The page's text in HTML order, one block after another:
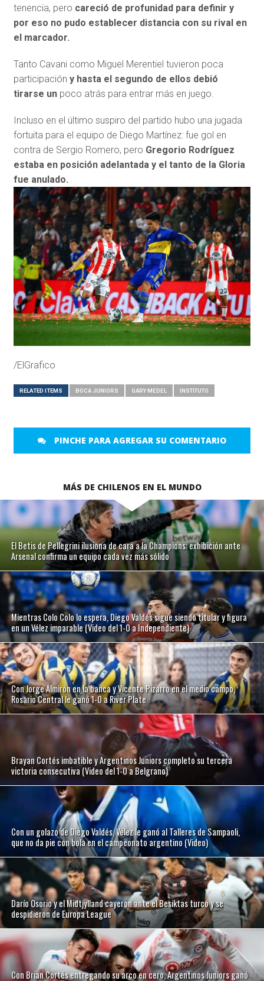
tenencia, pero careció de profunidad para definir y
por eso no pudo establecer distancia con su rival en
el marcador.
Tanto Cavani como Miguel Merentiel tuvieron poca
participación y hasta el segundo de ellos debió
tirarse un poco atrás para entrar más en juego.
Incluso en el último suspiro del partido hubo una jugada
fortuita para el equipo de Diego Martínez: fue gol en
contra de Sergio Romero, pero Gregorio Rodríguez
estaba en posición adelantada y el tanto de la Gloria
fue anulado.
/ElGrafico
RELATED ITEMS BOCA JUNIORS GARY MEDEL INSTITUTO
PINCHE PARA AGREGAR SU COMENTARIO
MÁS DE CHILENOS EN EL MUNDO
El Betis de Pellegrini ilusiona de cara a la Champions: exhibición ante
Arsenal confirma un equipo cada vez más sólido
Mientras Colo Colo lo espera, Diego Valdés sigue siendo titular y figura
en un Vélez imparable (Video del 1-0 a Independiente)
Con Jorge Almirón en la banca y Vicente Pizarro en el medio campo,
Rosario Central le ganó 1-0 a River Plate
Brayan Cortés imbatible y Argentinos Juniors completo su tercera
victoria consecutiva (Video del 1-0 a Belgrano)
Con un golazo de Diego Valdés, Vélez le ganó al Talleres de Sampaoli,
que no da pie con bola en el campeonato argentino (Video)
Darío Osorio y el Midtjylland cayeron ante el Besiktas turco y se
despidieron de Europa League
Con Brian Cortés entregando su arco en cero, Argentinos Juniors ganó